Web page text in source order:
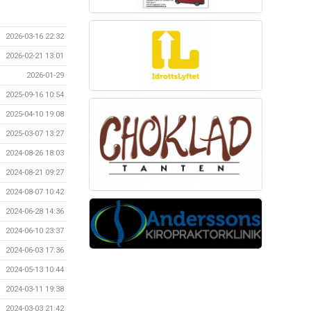
2026-03-16 22:32
2026-02-21 13:01
2026-01-29
2025-09-16 10:54
2025-04-10 19:08
2025-03-07 13:27
2024-08-26 18:03
2024-08-21 09:27
2024-08-07 10:42
2024-06-28 14:36
2024-06-10 23:37
2024-06-03 17:36
2024-05-13 10:44
2024-03-11 19:38
2024-03-03 21:42